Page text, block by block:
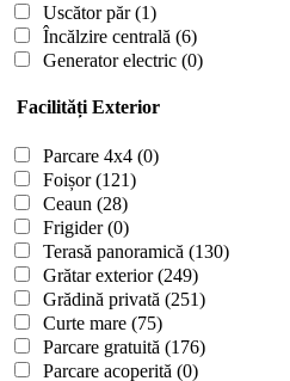
Uscător păr(1)
Încălzire centrală (6)
Generator electric (0)
Facilități Exterior
Parcare 4x4 (0)
Foișor(121)
Ceaun (28)
Frigider(0)
Terasă panoramică (130)
Grătar exterior(249)
Grădină privată (251)
Curte mare (75)
Parcare gratuită (176)
Parcare acoperită (0)